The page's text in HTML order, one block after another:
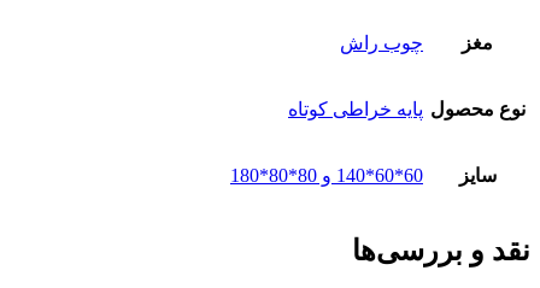
مغز چوب راش
نوع محصول پایه خراطی کوتاه
سایز 60*60*140 و 80*80*180
نقد و بررسی‌ها